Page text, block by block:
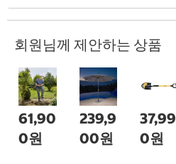
회원님께 제안하는 상품
61,90
0원
239,9
00원
37,99
0원